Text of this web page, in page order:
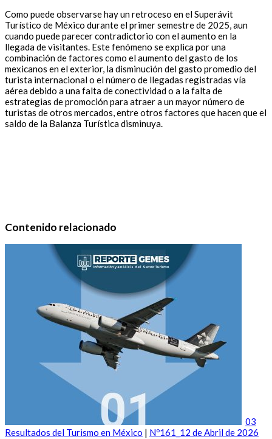
Como puede observarse hay un retroceso en el Superávit
Turístico de México durante el primer semestre de 2025, aun
cuando puede parecer contradictorio con el aumento en la
llegada de visitantes. Este fenómeno se explica por una
combinación de factores como el aumento del gasto de los
mexicanos en el exterior, la disminución del gasto promedio del
turista internacional o el número de llegadas registradas vía
aérea debido a una falta de conectividad o a la falta de
estrategias de promoción para atraer a un mayor número de
turistas de otros mercados, entre otros factores que hacen que el
saldo de la Balanza Turística disminuya.
Contenido relacionado
03
Resultados del Turismo en México | Nº161_12 de Abril de 2026